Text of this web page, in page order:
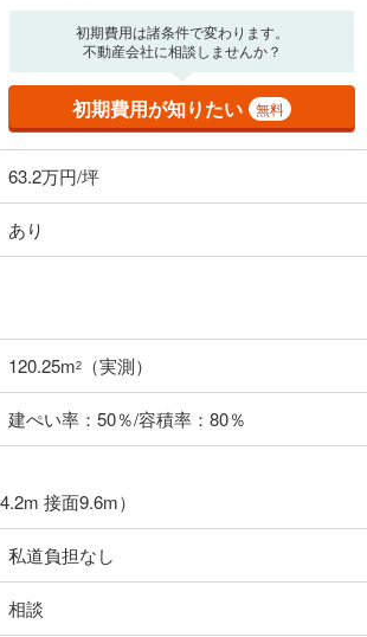
初期費用は諸条件で変わります。
不動産会社に相談しませんか？
初期費用が知りたい 無料
63.2万円/坪
あり
120.25m2 （実測）
建ぺい率：50％/容積率：80％
接面9.6m）
私道負担なし
相談